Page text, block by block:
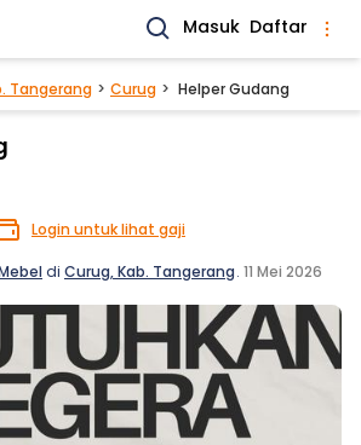
Masuk Daftar
Tangerang Curug Helper Gudang
Login untuk lihat gaji
di Curug, Kab. Tangerang. 11 Mei 2026